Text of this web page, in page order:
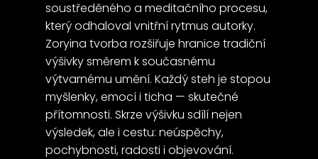
soustředěného a meditačního procesu,
který odhaloval vnitřní rytmus autorky.
Zoryina tvorba rozšiřuje hranice tradiční
výšivky směrem k současnému
výtvarnému umění. Každý steh je stopou
myšlenky, emocí i ticha — skutečné
přítomnosti. Skrze výšivku sdílí nejen
výsledek, ale i cestu: neúspěchy,
pochybnosti, radosti i objevování.